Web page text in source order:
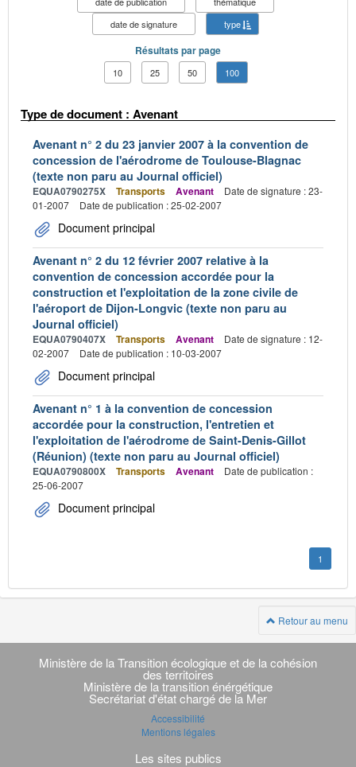
date de signature
type
Résultats par page
10 25 50 100
Type de document : Avenant
Avenant n° 2 du 23 janvier 2007 à la convention de
concession de l'aérodrome de Toulouse-Blagnac
(texte non paru au Journal officiel)
EQUA0790275X Transports Avenant
Date de signature : 23-
01-2007
Date de publication : 25-02-2007
Document principal
Avenant n° 2 du 12 février 2007 relative à la
convention de concession accordée pour la
construction et l'exploitation de la zone civile de
l'aéroport de Dijon-Longvic (texte non paru au
Journal officiel)
EQUA0790407X Transports Avenant
Date de signature : 12-
02-2007
Date de publication : 10-03-2007
Document principal
Avenant n° 1 à la convention de concession
accordée pour la construction, l'entretien et
l'exploitation de l'aérodrome de Saint-Denis-Gillot
(Réunion) (texte non paru au Journal officiel)
EQUA0790800X Transports Avenant
Date de publication :
25-06-2007
Document principal
1
Retour au menu
Navigation
transverse
Ministère de la Transition écologique et de la cohésion
des territoires
Ministère de la transition énérgétique
Secrétariat d'état chargé de la Mer
Accessibilité
Mentions légales
Les sites publics